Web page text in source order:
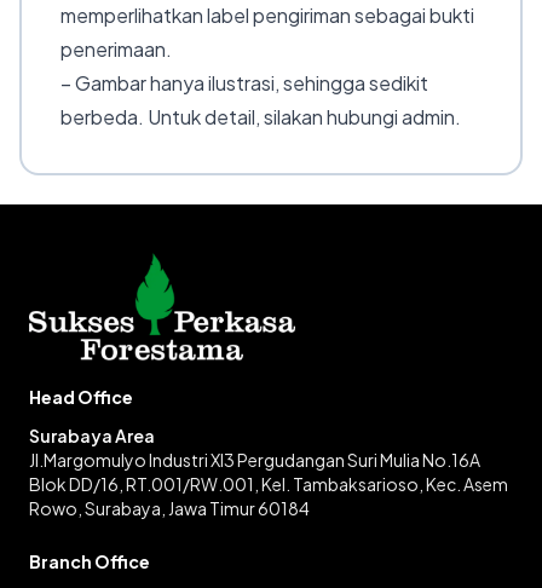
memperlihatkan label pengiriman sebagai bukti
penerimaan.
– Gambar hanya ilustrasi, sehingga sedikit
berbeda. Untuk detail, silakan hubungi admin.
Head Office
Surabaya Area
Jl.Margomulyo Industri XI3 Pergudangan Suri Mulia No.16A
Blok DD/16, RT.001/RW.001, Kel. Tambaksarioso, Kec. Asem
Rowo, Surabaya, Jawa Timur 60184
Branch Office